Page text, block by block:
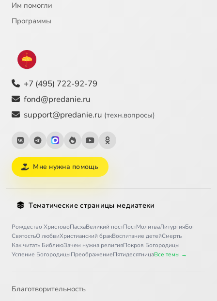
Им помогли
Программы
+7 (495) 722-92-79
fond@predanie.ru
support@predanie.ru (техн.вопросы)
Мне нужна помощь
Тематические страницы медиатеки
Рождество ХристовоПасхаВеликий постПостМолитваЛитургияБог
СвятостьО любвиХристианский бракВоспитание детейСмерть
Как читать БиблиюЗачем нужна религияПокров Богородицы
Успение БогородицыПреображениеПятидесятницаВсе темы →
Благотворительность